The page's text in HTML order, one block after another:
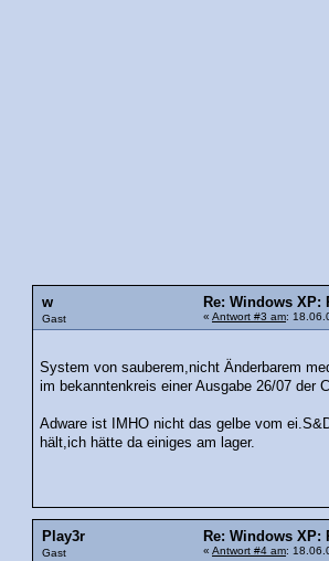
w
Gast
Re: Windows XP:
« Antwort #3 am:
System von sauberem,nicht Änderbarem
im bekanntenkreis einer Ausgabe 26/07 der
Adware ist IMHO nicht das gelbe vom
hält,ich hätte da einiges am lager.
Play3r
Gast
Re: Windows XP:
« Antwort #4 am: